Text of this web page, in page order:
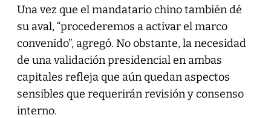
Una vez que el mandatario chino también dé
su aval, “procederemos a activar el marco
convenido”, agregó. No obstante, la necesidad
de una validación presidencial en ambas
capitales refleja que aún quedan aspectos
sensibles que requerirán revisión y consenso
interno.